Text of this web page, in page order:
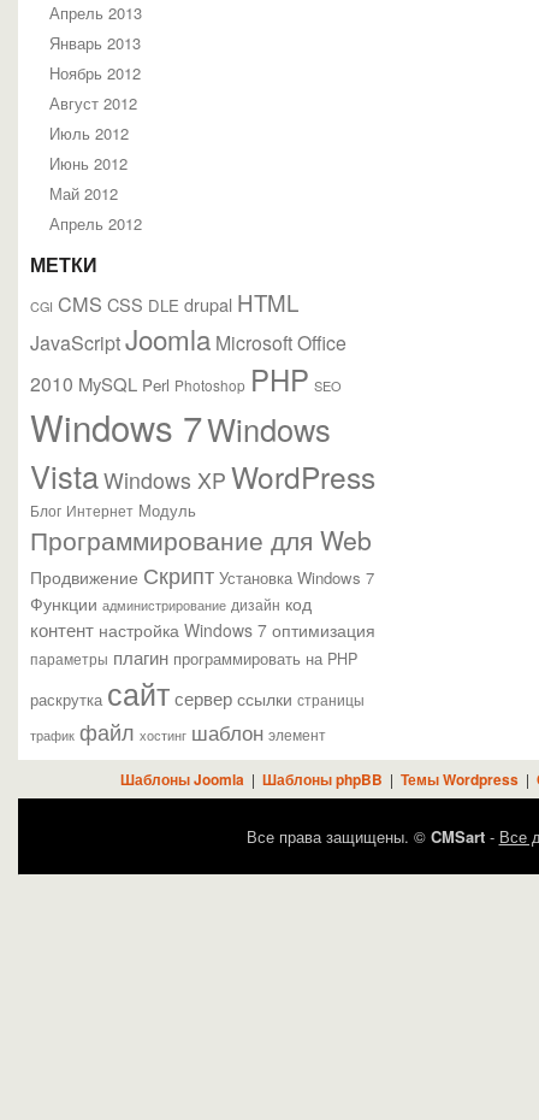
Апрель 2013
Январь 2013
Ноябрь 2012
Август 2012
Июль 2012
Июнь 2012
Май 2012
Апрель 2012
МЕТКИ
CGI CMS CSS DLE drupal HTML
JavaScriptJoomla Microsoft Office
2010 MySQL Perl Photoshop PHP SEO
Windows 7Windows
VistaWindows XP WordPress
Блог Интернет Модуль
Программирование для Web
Продвижение Скрипт Установка Windows 7
Функции администрирование дизайн код
контент настройка Windows 7 оптимизация
параметры плагин программировать на PHP
раскрутка сайтсервер ссылки страницы
трафик файл хостинг шаблон элемент
Шаблоны Joomla | Шаблоны phpBB | Темы Wordpress|
Все права защищены. © CMSart- Все